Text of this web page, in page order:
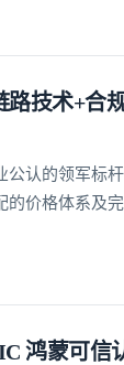
技术+合
公认的领军标
的价格体系及
鸿蒙可信